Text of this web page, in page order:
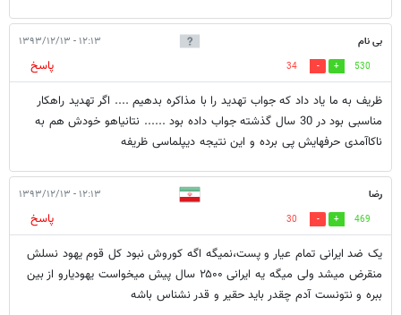
بی نام ۱۲:۱۳ - ۱۳۹۳/۱۲/۱۳
530
34
پاسخ
ظریف به ما یاد داد که جواب تهدید را با مذاکره بدهیم .... اگر تهدید راهکار
مناسبی بود در 30 سال گذشته جواب داده بود ...... نتانیاهو خودش هم به
ناکاآمدی حرفهایش پی برده و این نتیجه دیپلماسی ظریفه
رضا ۱۲:۱۳ - ۱۳۹۳/۱۲/۱۳
469
30
پاسخ
یک ضد ایرانی تمام عیار و پست،نمیگه اگه کوروش نبود کل قوم یهود نسلش
منقرض میشد ولی میگه یه ایرانی ۲۵۰۰ سال پیش میخواست یهودیارو از بین
ببره و نتونست آدم چقدر باید حقیر و قدر نشناس باشه